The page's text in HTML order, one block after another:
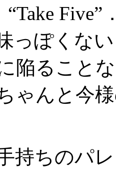
“Take
っぽくな
陥ること
ゃんと今
持ちのパ